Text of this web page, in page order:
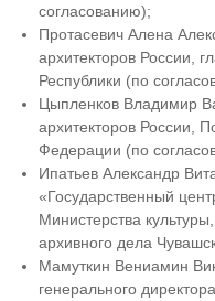
согласованию);
Протасевич Алена
архитекторов России,
Республики (по
Цыпленков Владимир
архитекторов России,
Федерации (по
Ипатьев Александр
«Государственный
Министерства
архивного дела
Мамуткин Вениамин
генерального